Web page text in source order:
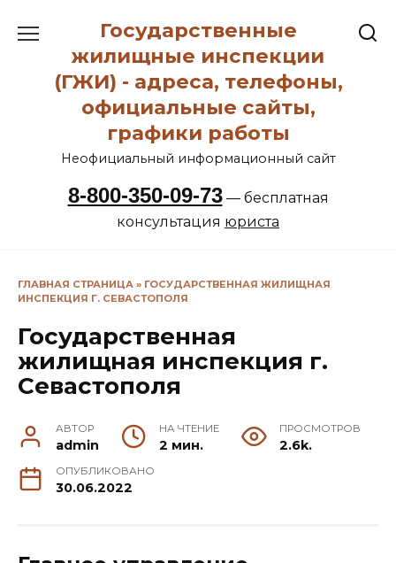
содержанию
Государственные
жилищные инспекции
(ГЖИ) - адреса, телефоны,
официальные сайты,
графики работы
Неофициальный информационный сайт
8-800-350-09-73— бесплатная
консультация юриста
ГЛАВНАЯ СТРАНИЦА » ГОСУДАРСТВЕННАЯ ЖИЛИЩНАЯ
ИНСПЕКЦИЯ Г. СЕВАСТОПОЛЯ
Государственная
жилищная инспекция г.
Севастополя
АВТОР
admin
НА ЧТЕНИЕ
2 мин.
ПРОСМОТРОВ
2.6k.
ОПУБЛИКОВАНО
30.06.2022